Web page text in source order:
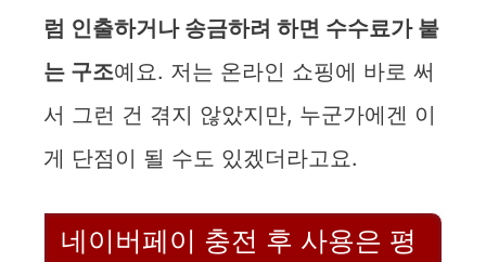
럼 인출하거나 송금하려 하면 수수료가 붙
는 구조예요. 저는 온라인 쇼핑에 바로 써
서 그런 건 겪지 않았지만, 누군가에겐 이
게 단점이 될 수도 있겠더라고요.
네이버페이 충전 후 사용은 평